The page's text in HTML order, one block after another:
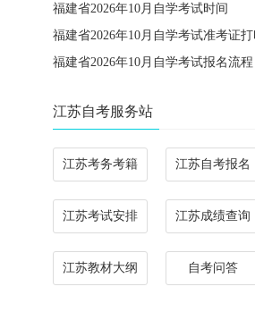
福建省2026年10月自学考试时间
福建省2026年10月自学考试准考证
福建省2026年10月自学考试报名流程
江苏自考服务站
江苏考务考籍 江苏自考报名
江苏考试安排 江苏成绩查询
江苏教材大纲 自考问答